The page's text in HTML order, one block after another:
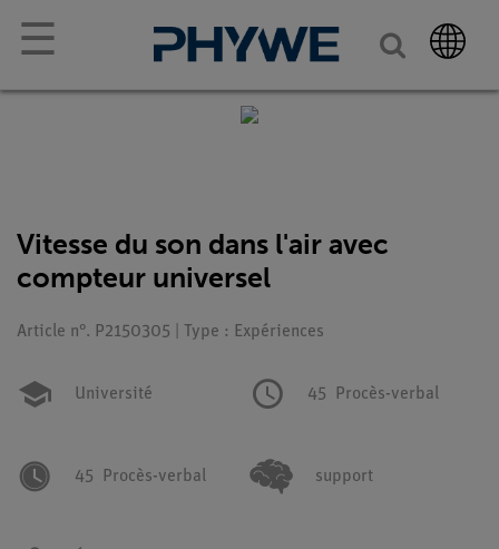
☰
Vitesse du son dans l'air avec
compteur universel
Article n°. P2150305 | Type : Expériences
Université 45 Procès-verbal
45 Procès-verbal support